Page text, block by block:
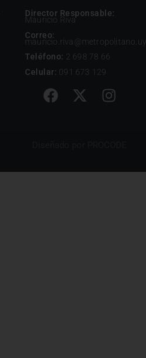
Director Responsable:
Mauricio Riva
Correo:
mauricio.riva@metropolitano.uy
Teléfono: 2 698 78 66
Celular: 091 673 129